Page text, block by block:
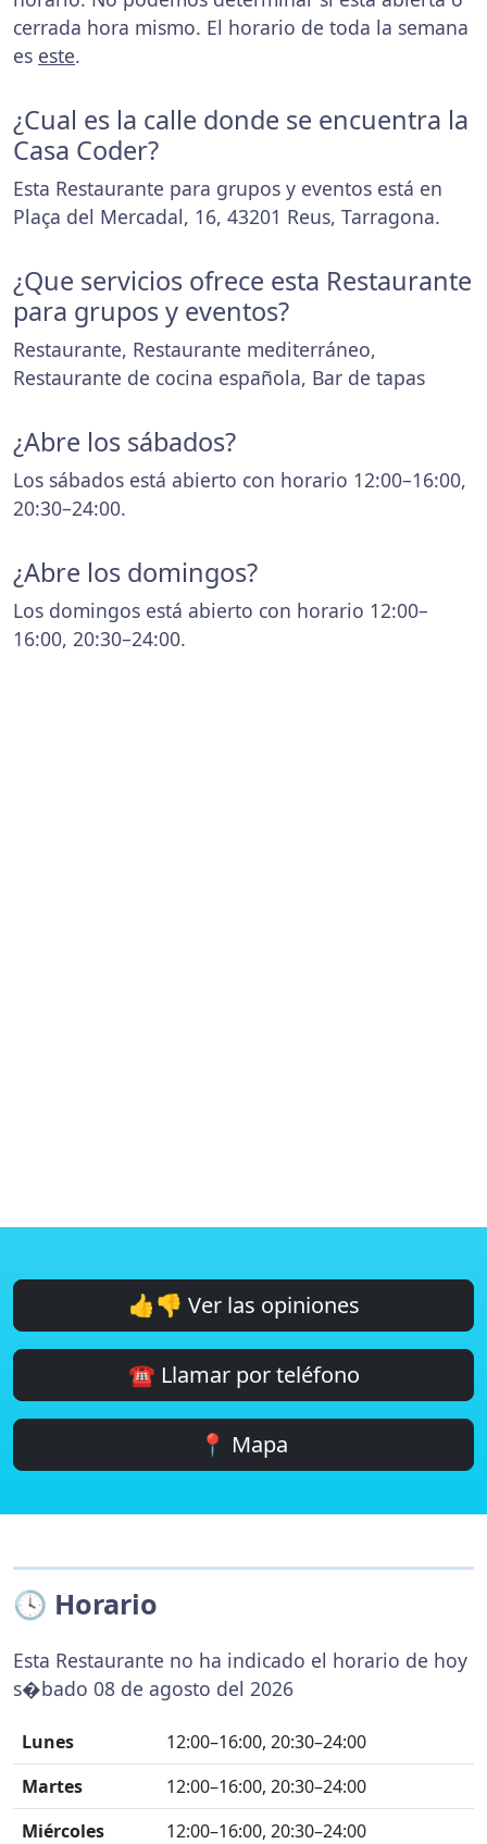
cerrada hora mismo. El horario de toda la semana
es este.
¿Cual es la calle donde se encuentra la
Casa Coder?
Esta Restaurante para grupos y eventos está en
Plaça del Mercadal, 16, 43201 Reus, Tarragona.
¿Que servicios ofrece esta Restaurante
para grupos y eventos?
Restaurante, Restaurante mediterráneo,
Restaurante de cocina española, Bar de tapas
¿Abre los sábados?
Los sábados está abierto con horario 12:00–16:00,
20:30–24:00.
¿Abre los domingos?
Los domingos está abierto con horario 12:00–
16:00, 20:30–24:00.
👍👎 Ver las opiniones
☎️ Llamar por teléfono
📍 Mapa
🕓 Horario
Esta Restaurante no ha indicado el horario de hoy
s�bado 08 de agosto del 2026
Lunes
12:00–16:00, 20:30–24:00
Martes
12:00–16:00, 20:30–24:00
Miércoles
12:00–16:00, 20:30–24:00